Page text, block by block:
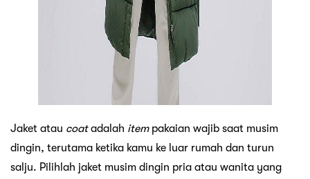
Jaket atau coatadalah itempakaian wajib saat musim
dingin, terutama ketika kamu ke luar rumah dan turun
salju. Pilihlah jaket musim dingin pria atau wanita yang